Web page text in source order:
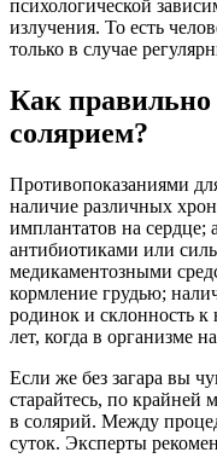
психологической
излучения. То есть
только в случае
Как правильно
солярием?
Противопоказаниями
наличие различных
имплантатов на сердце;
антибиотиками или
медикаментозными
кормление грудью;
родинок и склонность к
лет, когда в организме
Если же без загара вы
старайтесь, по крайней
в солярий. Между
суток. Эксперты